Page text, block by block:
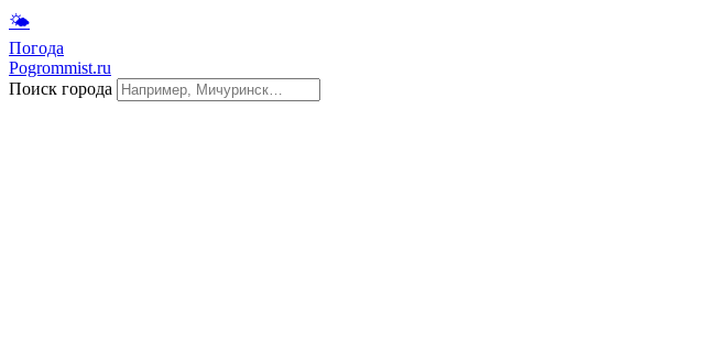
🌤
Погода
Pogrommist.ru
Поиск города